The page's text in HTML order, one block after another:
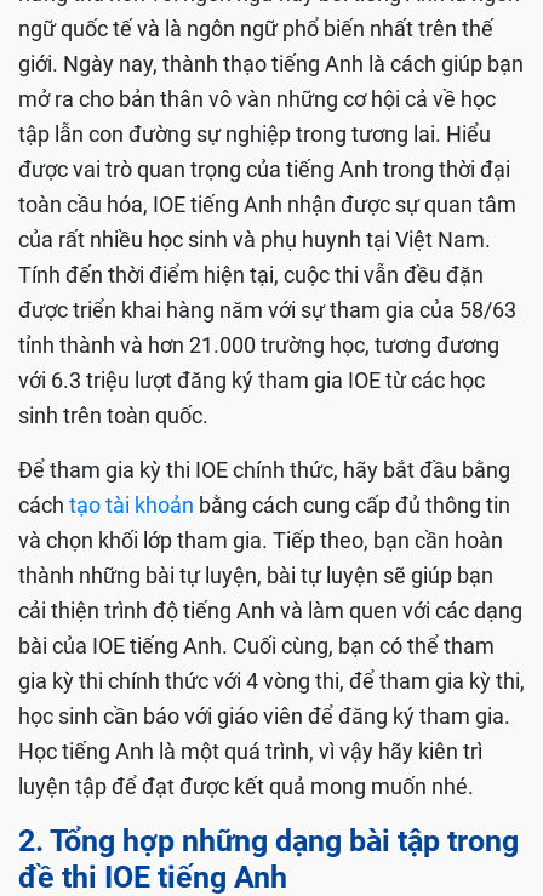
ngữ quốc tế và là ngôn ngữ phổ biến nhất trên thế
giới. Ngày nay, thành thạo tiếng Anh là cách giúp bạn
mở ra cho bản thân vô vàn những cơ hội cả về học
tập lẫn con đường sự nghiệp trong tương lai. Hiểu
được vai trò quan trọng của tiếng Anh trong thời đại
toàn cầu hóa, IOE tiếng Anh nhận được sự quan tâm
của rất nhiều học sinh và phụ huynh tại Việt Nam.
Tính đến thời điểm hiện tại, cuộc thi vẫn đều đặn
được triển khai hàng năm với sự tham gia của 58/63
tỉnh thành và hơn 21.000 trường học, tương đương
với 6.3 triệu lượt đăng ký tham gia IOE từ các học
sinh trên toàn quốc.
Để tham gia kỳ thi IOE chính thức, hãy bắt đầu bằng
cách tạo tài khoản bằng cách cung cấp đủ thông tin
và chọn khối lớp tham gia. Tiếp theo, bạn cần hoàn
thành những bài tự luyện, bài tự luyện sẽ giúp bạn
cải thiện trình độ tiếng Anh và làm quen với các dạng
bài của IOE tiếng Anh. Cuối cùng, bạn có thể tham
gia kỳ thi chính thức với 4 vòng thi, để tham gia kỳ thi,
học sinh cần báo với giáo viên để đăng ký tham gia.
Học tiếng Anh là một quá trình, vì vậy hãy kiên trì
luyện tập để đạt được kết quả mong muốn nhé.
2. Tổng hợp những dạng bài tập trong
đề thi IOE tiếng Anh